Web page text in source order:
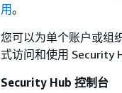
用。
您可以为单个账户或组
式访问和使用 Security
Security Hub 控制台